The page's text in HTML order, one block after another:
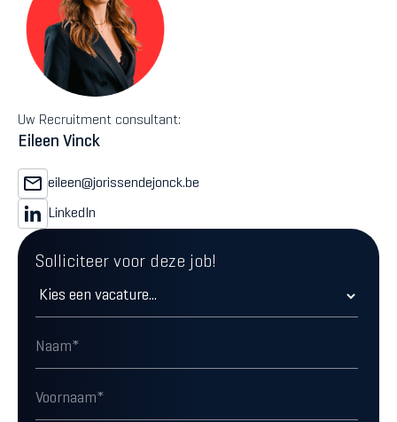
Uw Recruitment consultant:
Eileen Vinck
eileen@jorissendejonck.be
LinkedIn
Solliciteer voor deze job!